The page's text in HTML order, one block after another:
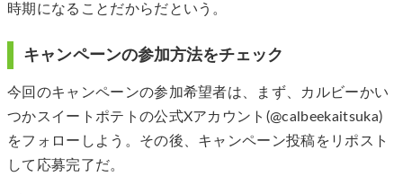
時期になることだからだという。
キャンペーンの参加方法をチェック
今回のキャンペーンの参加希望者は、まず、カルビーかい
つかスイートポテトの公式Xアカウント(@calbeekaitsuka)
をフォローしよう。その後、キャンペーン投稿をリポスト
して応募完了だ。